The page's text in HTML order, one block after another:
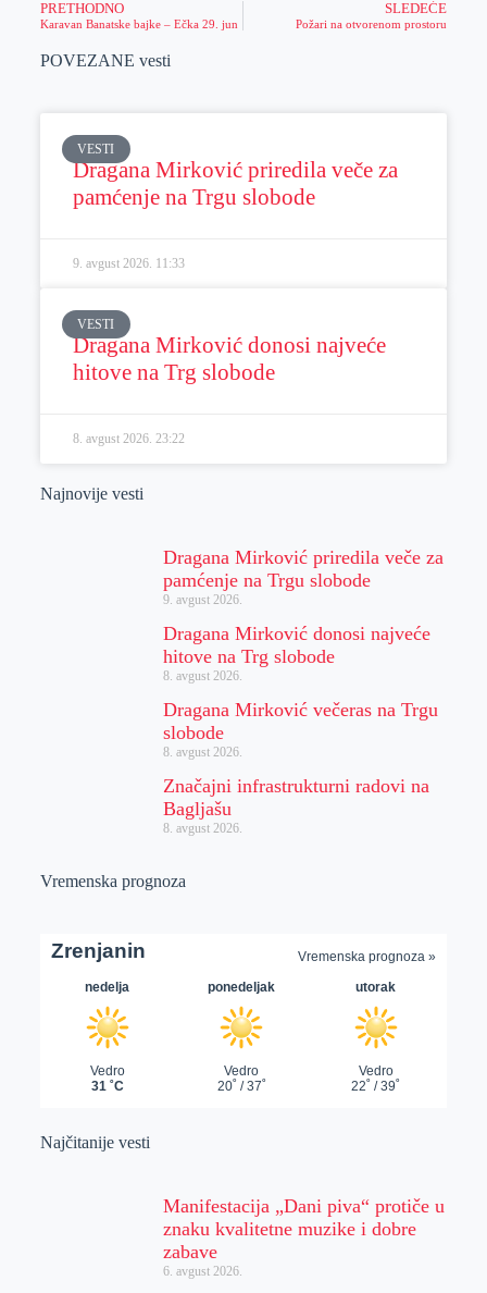
PRETHODNO
Karavan Banatske bajke – Ečka 29. jun
SLEDEĆE
Požari na otvorenom prostoru
POVEZANE vesti
VESTI
Dragana Mirković priredila veče za
pamćenje na Trgu slobode
9. avgust 2026. 11:33
VESTI
Dragana Mirković donosi najveće
hitove na Trg slobode
8. avgust 2026. 23:22
Najnovije vesti
Dragana Mirković priredila veče za
pamćenje na Trgu slobode
9. avgust 2026.
Dragana Mirković donosi najveće
hitove na Trg slobode
8. avgust 2026.
Dragana Mirković večeras na Trgu
slobode
8. avgust 2026.
Značajni infrastrukturni radovi na
Bagljašu
8. avgust 2026.
Vremenska prognoza
Najčitanije vesti
Manifestacija „Dani piva“ protiče u
znaku kvalitetne muzike i dobre
zabave
6. avgust 2026.